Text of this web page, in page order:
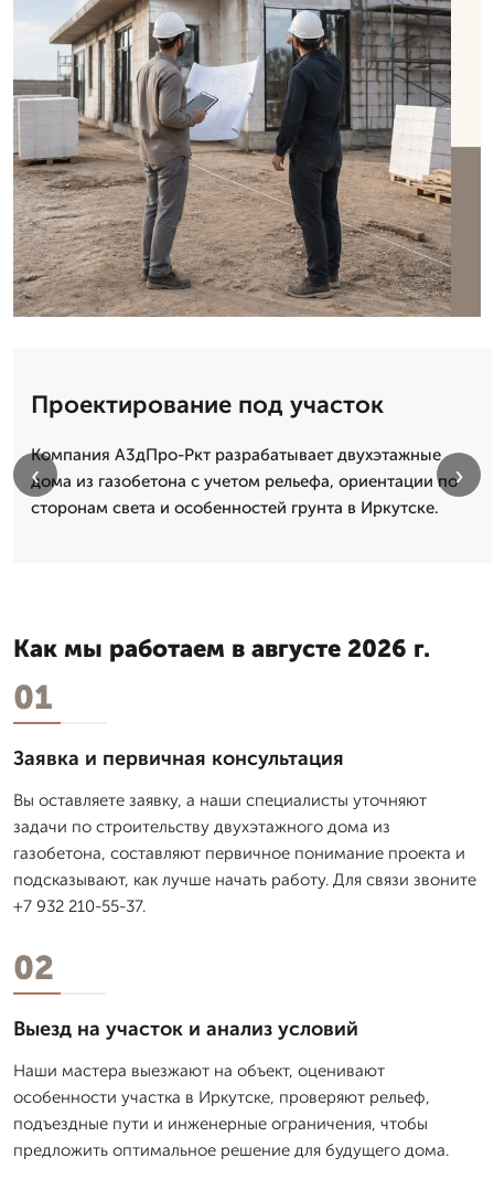
Проектирование под участок
Компания А3дПро-Ркт разрабатывает двухэтажные
дома из газобетона с учетом рельефа, ориентации по
сторонам света и особенностей грунта в Иркутске.
‹ ›
Как мы работаем в августе 2026 г.
01
Заявка и первичная консультация
Вы оставляете заявку, а наши специалисты уточняют
задачи по строительству двухэтажного дома из
газобетона, составляют первичное понимание проекта и
подсказывают, как лучше начать работу. Для связи звоните
+7 932 210-55-37.
02
Выезд на участок и анализ условий
Наши мастера выезжают на объект, оценивают
особенности участка в Иркутске, проверяют рельеф,
подъездные пути и инженерные ограничения, чтобы
предложить оптимальное решение для будущего дома.